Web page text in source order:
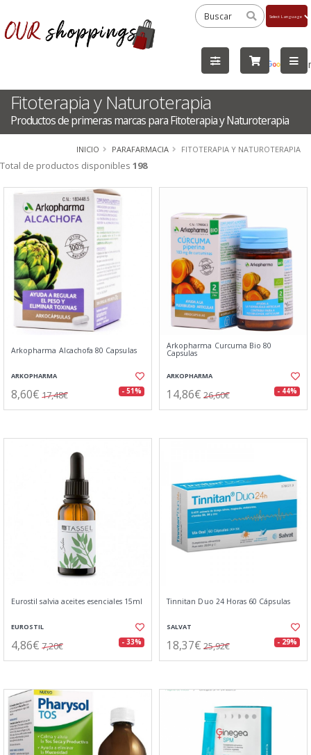
by
Fitoterapia y Naturoterapia
Productos de primeras marcas para Fitoterapia y Naturoterapia
INICIO PARAFARMACIA FITOTERAPIA Y NATUROTERAPIA
Total de productos disponibles 198
Arkopharma Alcachofa 80 Capsulas
ARKOPHARMA
8,60€ 17,48€ - 51%
Arkopharma Curcuma Bio 80
Capsulas
ARKOPHARMA
14,86€ 26,60€ - 44%
Eurostil salvia aceites esenciales 15ml
EUROSTIL
4,86€ 7,20€ - 33%
Tinnitan Duo 24 Horas 60 Cápsulas
SALVAT
18,37€ 25,92€ - 29%